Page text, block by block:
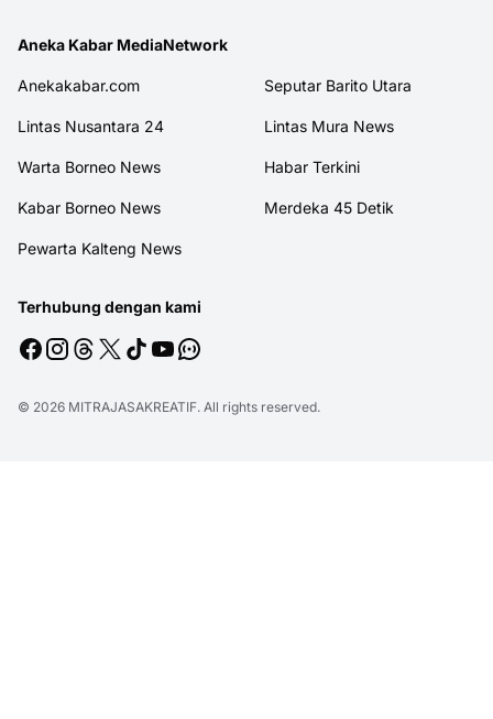
Aneka Kabar MediaNetwork
Anekakabar.com Seputar Barito Utara
Lintas Nusantara 24 Lintas Mura News
Warta Borneo News Habar Terkini
Kabar Borneo News Merdeka 45 Detik
Pewarta Kalteng News
Terhubung dengan kami
© 2026 MITRAJASAKREATIF. All rights reserved.